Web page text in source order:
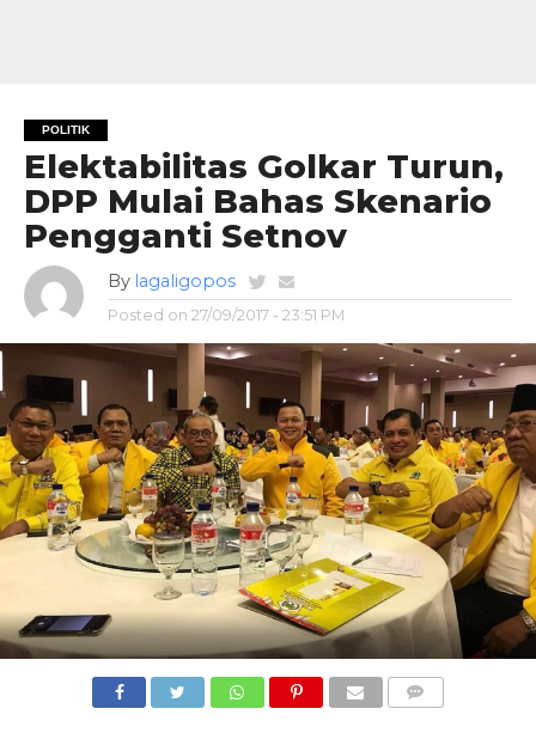
POLITIK
Elektabilitas Golkar Turun,
DPP Mulai Bahas Skenario
Pengganti Setnov
By lagaligopos
Posted on 27/09/2017 - 23:51 PM